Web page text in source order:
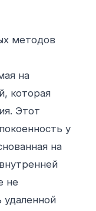
методов
на
которая
Этот
у
на
не
удаленной